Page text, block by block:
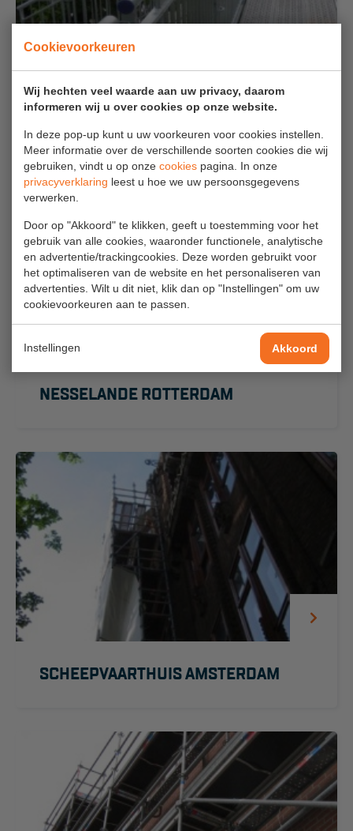
Cookievoorkeuren
Wij hechten veel waarde aan uw privacy, daarom
informeren wij u over cookies op onze website.
In deze pop-up kunt u uw voorkeuren voor cookies instellen.
Meer informatie over de verschillende soorten cookies die wij
gebruiken, vindt u op onze cookies pagina. In onze
privacyverklaring leest u hoe we uw persoonsgegevens
verwerken.
Door op "Akkoord" te klikken, geeft u toestemming voor het
gebruik van alle cookies, waaronder functionele, analytische
en advertentie/trackingcookies. Deze worden gebruikt voor
het optimaliseren van de website en het personaliseren van
advertenties. Wilt u dit niet, klik dan op "Instellingen" om uw
cookievoorkeuren aan te passen.
Instellingen Akkoord
Aanmelden Inspectiewekker
Vestigingen
Werken bij ons
Product video's
SUPPORT
Handleidingen
Tips en trucs
Veelgestelde vragen
Wet- en regelgeving
Webshop voorwaarden
BATAU ZUID NIEUWEGEIN
NESSELANDE ROTTERDAM
SCHEEPVAARTHUIS AMSTERDAM